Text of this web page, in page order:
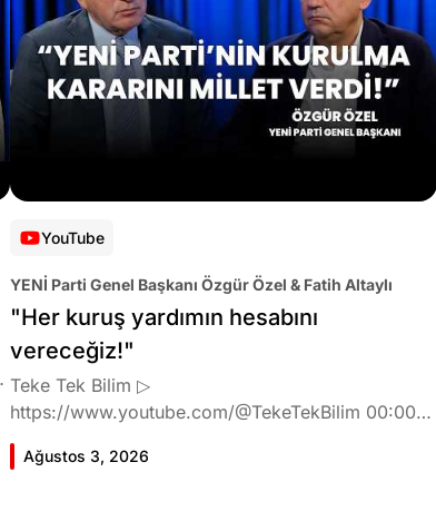
YouTube
YENİ Parti Genel Başkanı Özgür Özel & Fatih Altaylı
"Her kuruş yardımın hesabını
vereceğiz!"
Teke Tek Bilim ▷
https://www.youtube.com/@TekeTekBilim 00:00
Giriş 01:58 Butlan kararı 05:58 Butlan kararı kimin
meselesi? 11:32 Kılıçdaroğlu bu günlerin sinyalini
Ağustos 3, 2026